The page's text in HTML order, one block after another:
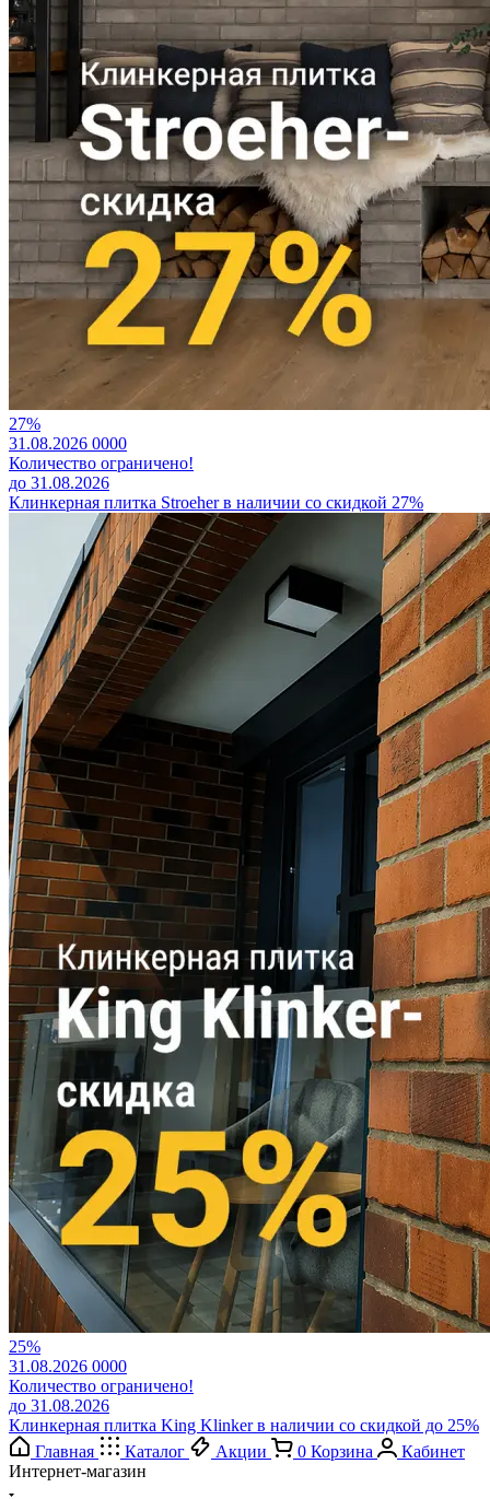
27%
31.08.2026 0000
Количество ограничено!
до 31.08.2026
Клинкерная плитка Stroeher в наличии со скидкой 27%
25%
31.08.2026 0000
Количество ограничено!
до 31.08.2026
Клинкерная плитка King Klinker в наличии со скидкой до 25%
Главная
Каталог Акции 0 Корзина
Кабинет
Интернет-магазин